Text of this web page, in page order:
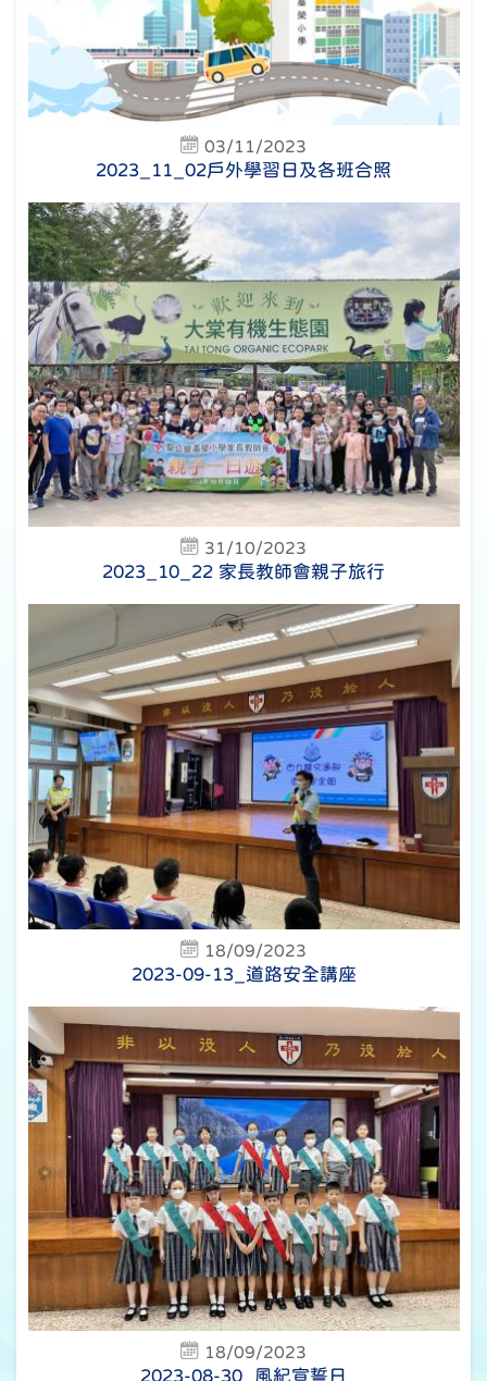
03/11/2023
2023_11_02戶外學習日及各班合照
31/10/2023
2023_10_22 家長教師會親子旅行
18/09/2023
2023-09-13_道路安全講座
18/09/2023
2023-08-30_風紀宣誓日